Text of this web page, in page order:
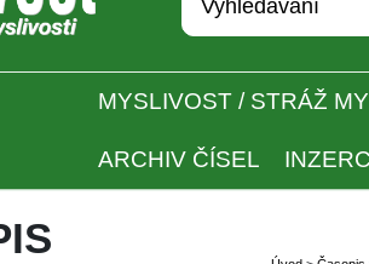
MYSLIVOST / STRÁŽ
ARCHIV ČÍSEL